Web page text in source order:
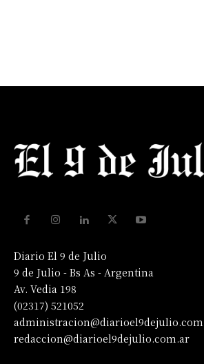
Diario El 9 de Julio
9 de Julio - Bs As - Argentina
Av. Vedia 198
(02317) 521052
redaccion@diarioel9dejulio.com.ar